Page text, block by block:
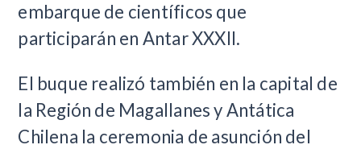
embarque de científicos que
participarán en Antar XXXII.
El buque realizó también en la capital de
la Región de Magallanes y Antática
Chilena la ceremonia de asunción del